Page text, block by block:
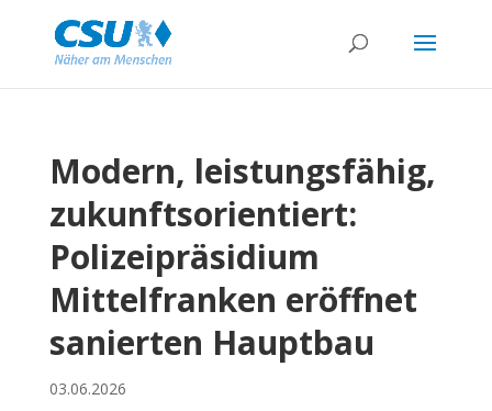
Modern, leistungsfähig,
zukunftsorientiert:
Polizeipräsidium
Mittelfranken eröffnet
sanierten Hauptbau
03.06.2026